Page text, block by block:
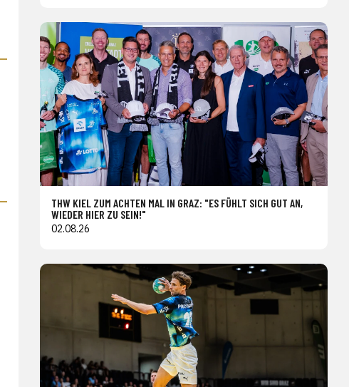
THW KIEL ZUM ACHTEN MAL IN GRAZ: "ES FÜHLT SICH GUT AN,
WIEDER HIER ZU SEIN!"
02.08.26